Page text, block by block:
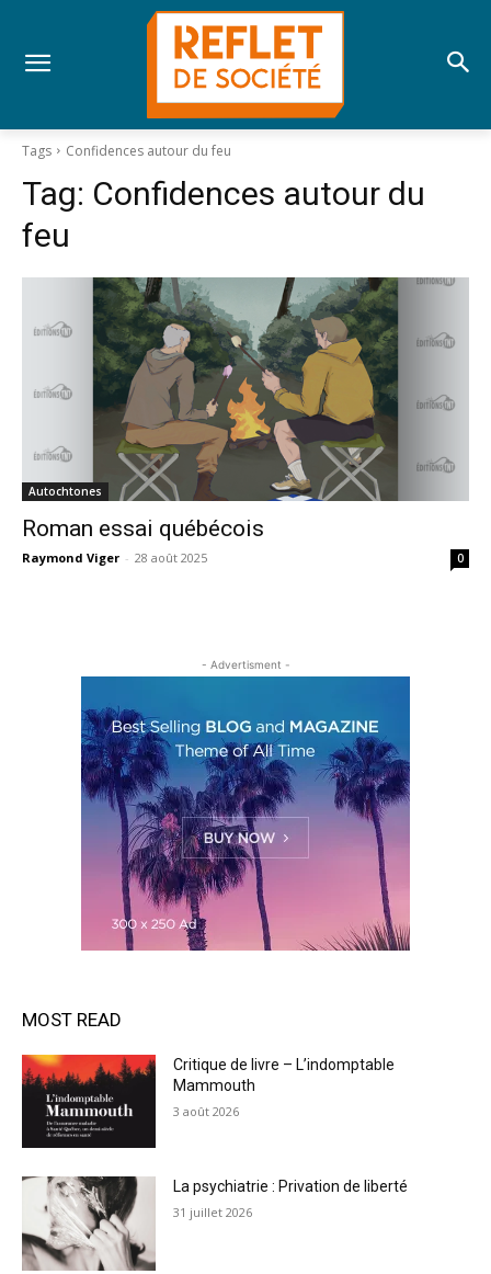
Tags Confidences autour du feu
Tag: Confidences autour du
feu
Autochtones
Roman essai québécois
Raymond Viger - 28 août 2025 0
- Advertisment -
MOST READ
Critique de livre – L’indomptable
Mammouth
3 août 2026
La psychiatrie : Privation de liberté
31 juillet 2026